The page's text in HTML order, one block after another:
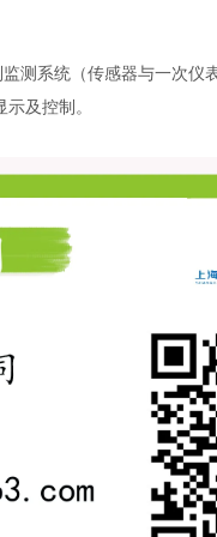
测系统（传感器与一次仪
及控制。